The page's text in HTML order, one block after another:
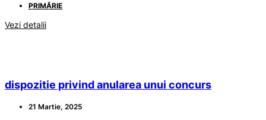
PRIMĂRIE
Vezi detalii
dispozitie privind anularea unui concurs
21 Martie, 2025